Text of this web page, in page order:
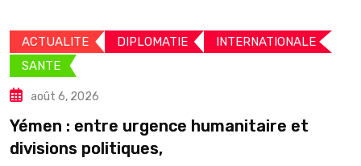
ACTUALITE DIPLOMATIE
INTERNATIONALE
SANTE
août 6, 2026
Yémen : entre urgence humanitaire et
divisions politiques,